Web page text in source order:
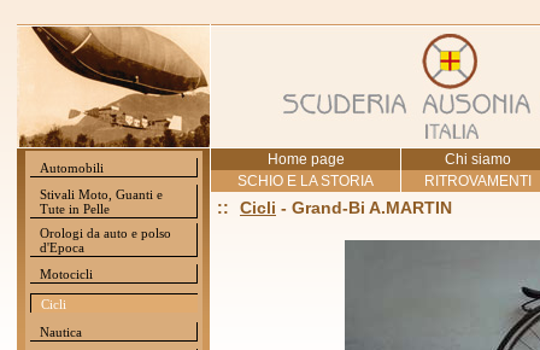
Automobili
Stivali Moto, Guanti e
Tute in Pelle
Orologi da auto e polso
d'Epoca
Motocicli
Cicli
Nautica
Home page
Chi siamo
SCHIO E LA STORIA
RITROVAMENTI
:: Cicli - Grand-Bi A.MARTIN